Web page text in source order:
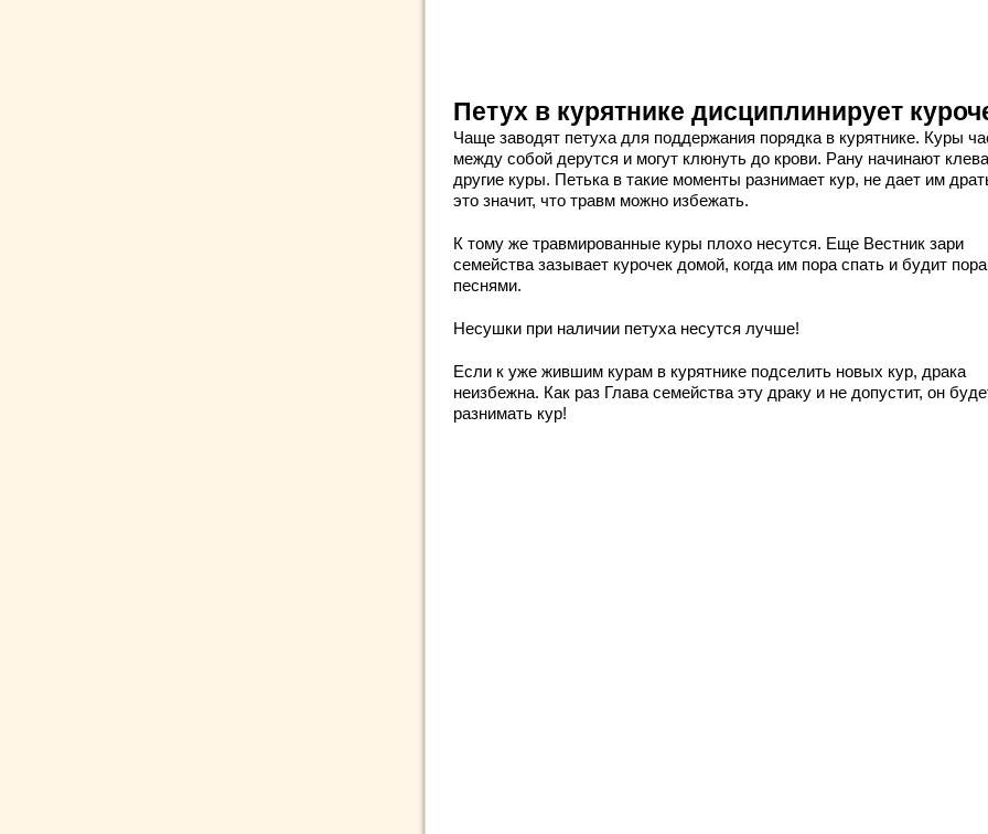
Петух в курятнике дисциплинирует
Чаще заводят петуха для поддержания порядка в курятнике. Куры
между собой дерутся и могут клюнуть до крови. Рану начинают
другие куры. Петька в такие моменты разнимает кур, не дает им
это значит, что травм можно избежать.
К тому же травмированные куры плохо несутся. Еще Вестник зари
семейства зазывает курочек домой, когда им пора спать и будит
песнями.
Несушки при наличии петуха несутся лучше!
Если к уже жившим курам в курятнике подселить новых кур, драка
неизбежна. Как раз Глава семейства эту драку и не допустит, он
разнимать кур!